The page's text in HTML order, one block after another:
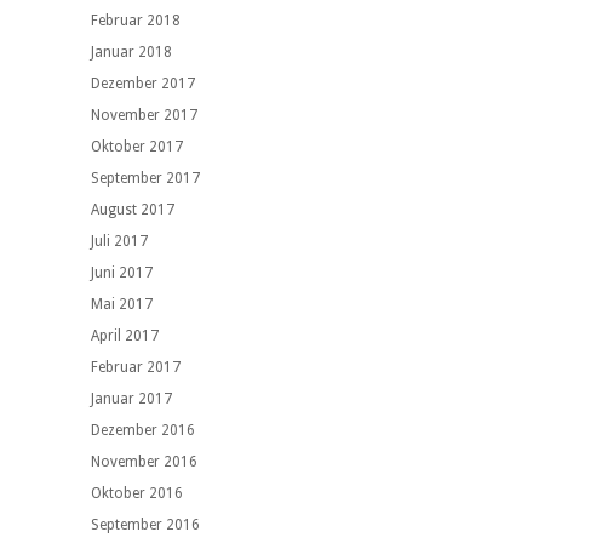
Februar 2018
Januar 2018
Dezember 2017
November 2017
Oktober 2017
September 2017
August 2017
Juli 2017
Juni 2017
Mai 2017
April 2017
Februar 2017
Januar 2017
Dezember 2016
November 2016
Oktober 2016
September 2016